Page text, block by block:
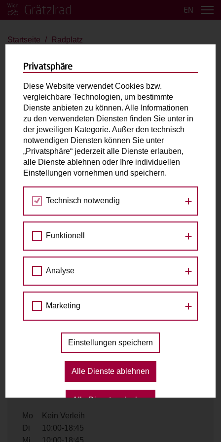
Grätzlrad EN
Startseite Radplatz
Velo de Ville FR8
bis 2 Kinder E-Antrieb
Max. zulässiges Gesamtgewicht (inkl. fahrende
Person):250kg
Laderaum:L: cm B: cm H: cm
Zubehör:2-Sitzer mit 3-Punkt Gurt
Fahrradabholung & Rückgabe
Fahrradständer, Ecke Lerchenfelderstraße
Kaiserstraße 106
Telefon+43 1 9612610
verkauf@radplatz.at
https://radplatz.at/
Ausleihzeiten
Mo
Kein Verleih
Di
10:00-18:45
Mi
10:00-18:45
Privatsphäre
Diese Website verwendet Cookies bzw.
vergleichbare Technologien, um bestimmte
Dienste anbieten zu können. Alle Informationen
zu den verwendeten Diensten finden Sie unter in
der jeweiligen Kategorie. Außer den technisch
notwendigen Diensten können Sie unter
„Privatsphäre“ jederzeit alle Dienste erlauben,
alle Dienste ablehnen oder Ihre individuellen
Einstellungen vornehmen und speichern.
Technisch notwendig
Funktionell
Analyse
Marketing
Einstellungen speichern
Alle Dienste ablehnen
Alle Dienste erlauben